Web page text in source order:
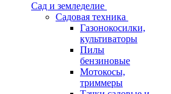
Сад и земледелие
Садовая техника
Газонокосилки,
культиваторы
Пилы
бензиновые
Мотокосы,
триммеры